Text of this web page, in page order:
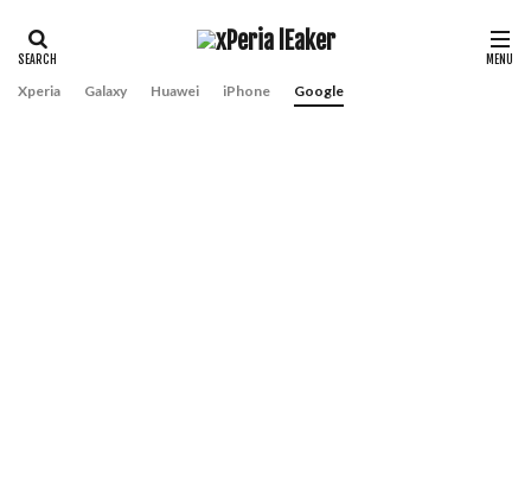
Xperia Galaxy Huawei iPhone Google